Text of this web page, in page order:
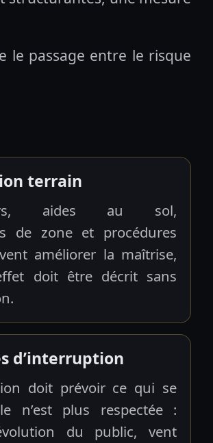
le passage entre le risque
terrain
aides au sol,
de zone et procédures
améliorer la maîtrise,
doit être décrit sans
d’interruption
doit prévoir ce qui se
n’est plus respectée :
du public, vent